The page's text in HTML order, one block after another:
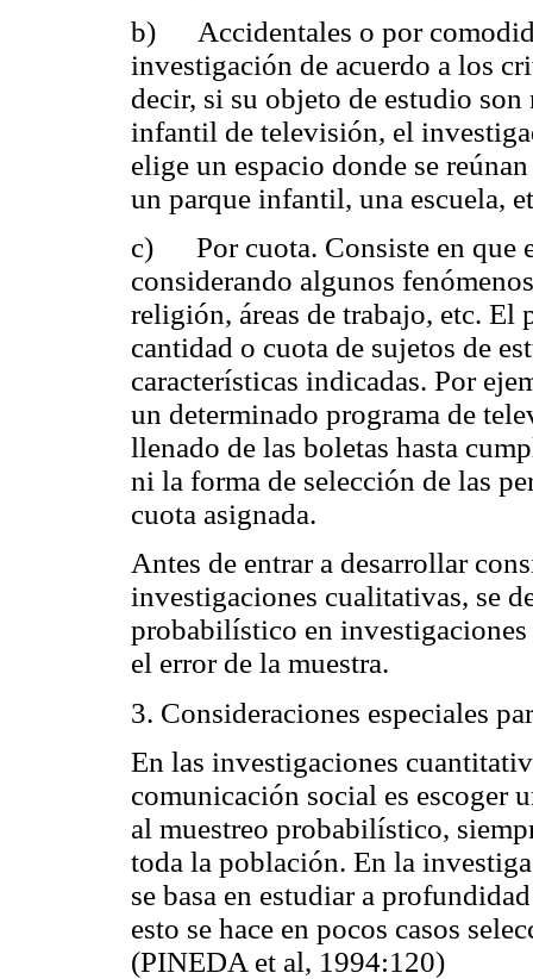
b) Accidentales o por
investigación de acuerdo a los
decir, si su objeto de estudio
infantil de televisión, el
elige un espacio donde se
un parque infantil, una escuela,
c) Por cuota. Consiste en que
considerando algunos
religión, áreas de trabajo, etc. El
cantidad o cuota de sujetos de
características indicadas. Por
un determinado programa de
llenado de las boletas hasta
ni la forma de selección de las
cuota asignada.
Antes de entrar a desarrollar
investigaciones cualitativas, se
probabilístico en
el error de la muestra.
3. Consideraciones especiales
En las investigaciones
comunicación social es escoger
al muestreo probabilístico,
toda la población. En la
se basa en estudiar a
esto se hace en pocos casos
(PINEDA et al, 1994:120)